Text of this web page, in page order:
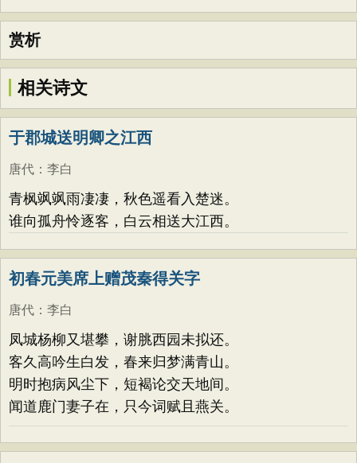
赏析
相关诗文
于郡城送明卿之江西
唐代 ： 李白
青枫飒飒雨凄凄，秋色遥看入楚迷。
谁向孤舟怜逐客，白云相送大江西。
初春元美席上赠茂秦得关字
唐代 ： 李白
凤城杨柳又堪攀，谢脁西园未拟还。
客久高吟生白发，春来归梦满青山。
明时抱病风尘下，短褐论交天地间。
闻道鹿门妻子在，只今词赋且燕关。